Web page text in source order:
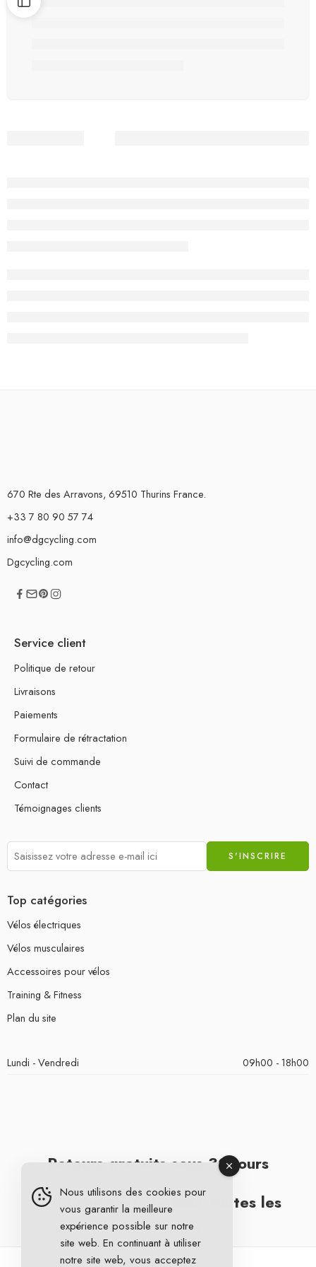
670 Rte des Arravons, 69510 Thurins France.
+33 7 80 90 57 74
info@dgcycling.com
Dgcycling.com
Service client
Politique de retour
Livraisons
Paiements
Formulaire de rétractation
Suivi de commande
Contact
Témoignages clients
Top catégories
Vélos électriques
Vélos musculaires
Accessoires pour vélos
Training & Fitness
Plan du site
Lundi - Vendredi 09h00 - 18h00
Retours gratuits sous 30 jours
Livraison gratuite pour toutes les
commandes
Nous utilisons des cookies pour
vous garantir la meilleure
expérience possible sur notre
site web. En continuant à utiliser
notre site web, vous acceptez